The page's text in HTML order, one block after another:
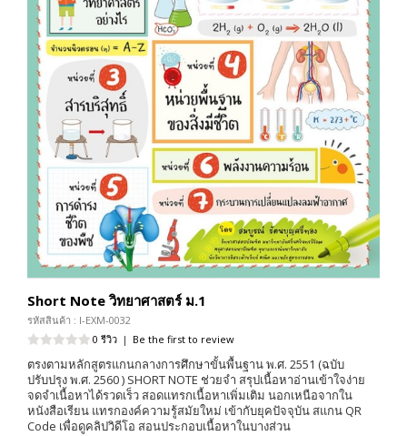
Short Note วิทยาศาสตร์ ม.1
รหัสสินค้า : I-EXM-0032
0 รีวิว | Be the first to review
ตรงตามหลักสูตรแกนกลางการศึกษาขั้นพื้นฐาน พ.ศ. 2551 (ฉบับ
ปรับปรุง พ.ศ. 2560 ) SHORT NOTE ช่วยจำ สรุปเนื้อหาอ่านเข้าใจง่าย
จดจำเนื้อหาได้รวดเร็ว สอดแทรกเนื้อหาเพิ่มเติม นอกเหนือจากใน
หนังสือเรียน แทรกองค์ความรู้สมัยใหม่ เข้ากับยุคปัจจุบัน สแกน QR
Code เพื่อดูคลิปวิดีโอ สอนประกอบเนื้อหาในบางส่วน